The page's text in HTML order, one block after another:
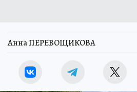
Анна ПЕРЕВОЩИКОВА